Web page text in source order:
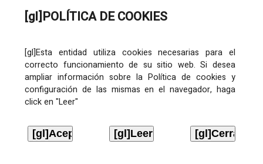
[gl]POLÍTICA DE COOKIES
[gl]Esta entidad utiliza cookies necesarias para el
correcto funcionamiento de su sitio web. Si desea
ampliar información sobre la Política de cookies y
configuración de las mismas en el navegador, haga
click en "Leer"
XML
Ficheiros varios
Ficheiro
asinado:
firma (.p7s):